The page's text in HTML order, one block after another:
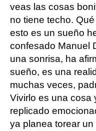
veas las cosas
no tiene techo.
esto es un sueño
confesado Manuel
una sonrisa, ha
sueño, es una
muchas veces,
Vivirlo es una cosa
replicado
ya planea torear